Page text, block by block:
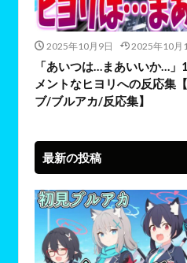
2025年10月9日 2025年10月
「あいつは…まあいいか…」
メントなヒヨリへの反応集
ブ/ブルアカ/反応集】
最新の投稿